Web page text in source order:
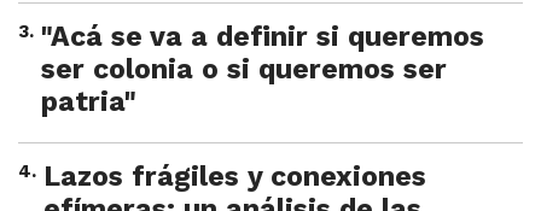
3. "Acá se va a definir si queremos
ser colonia o si queremos ser
patria"
4. Lazos frágiles y conexiones